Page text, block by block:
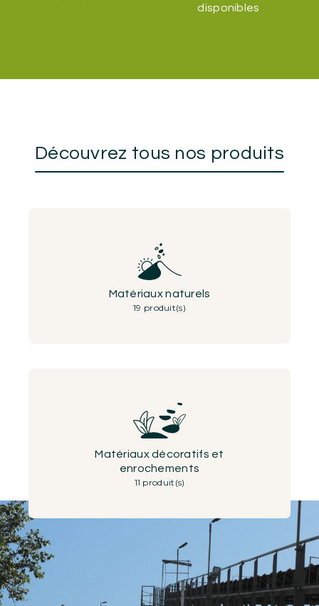
disponibles
Découvrez tous nos produits
Matériaux naturels
19 produit(s)
Matériaux décoratifs et
enrochements
11 produit(s)